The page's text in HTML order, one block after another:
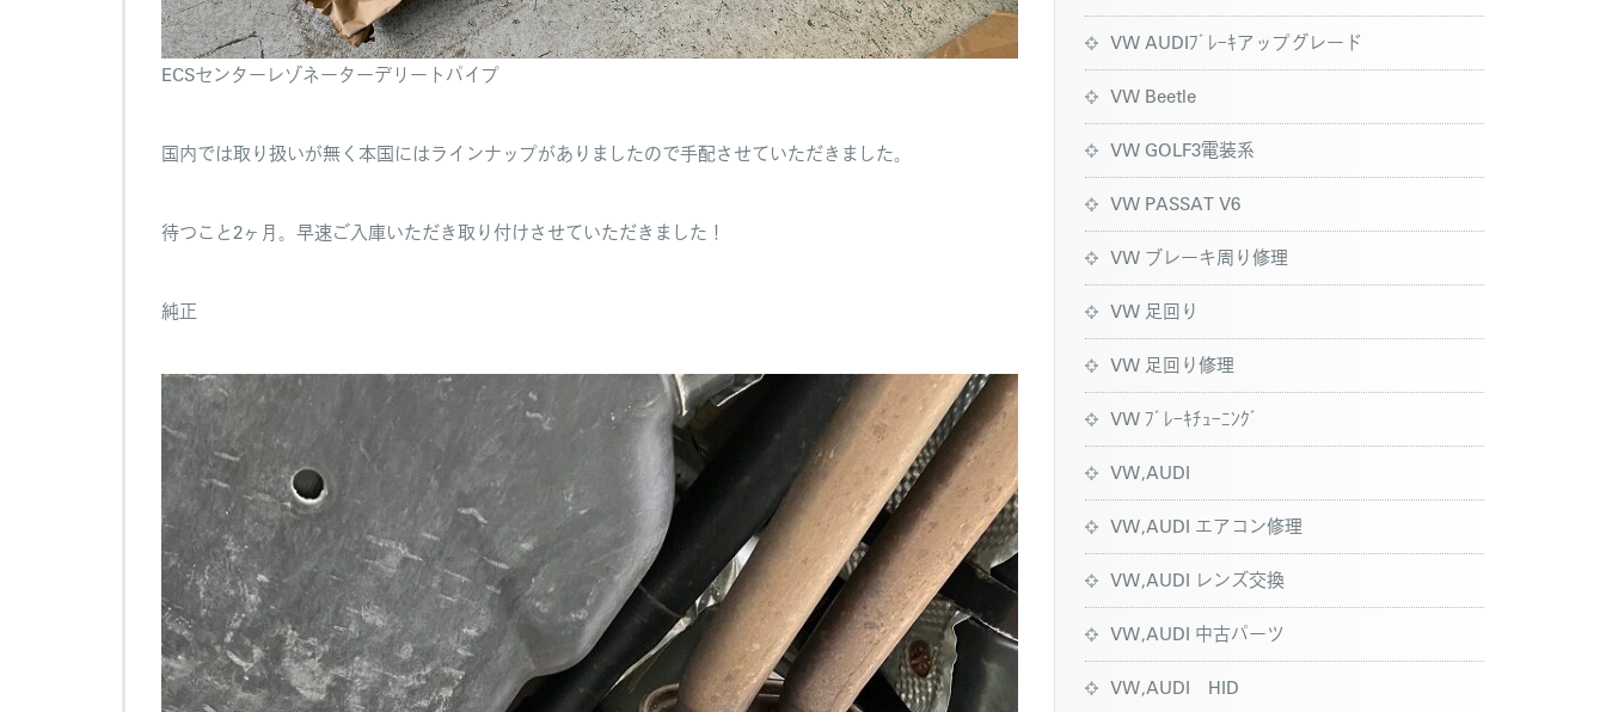
ECSセンターレゾネーターデリートパイプ
国内では取り扱いが無く本国にはラインナップがありましたので手配させていただきました。
待つこと2ヶ月。早速ご入庫いただき取り付けさせていただきました！
純正
VW AUDIﾌﾞﾚｰｷアップグレード
VW Beetle
VW GOLF3電装系
VW PASSAT V6
VW ブレーキ周り修理
VW 足回り
VW 足回り修理
VW ﾌﾞﾚｰｷﾁｭｰﾆﾝｸﾞ
VW,AUDI
VW,AUDI エアコン修理
VW,AUDI レンズ交換
VW,AUDI 中古パーツ
VW,AUDI HID